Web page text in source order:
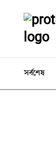
সর্বশেষ